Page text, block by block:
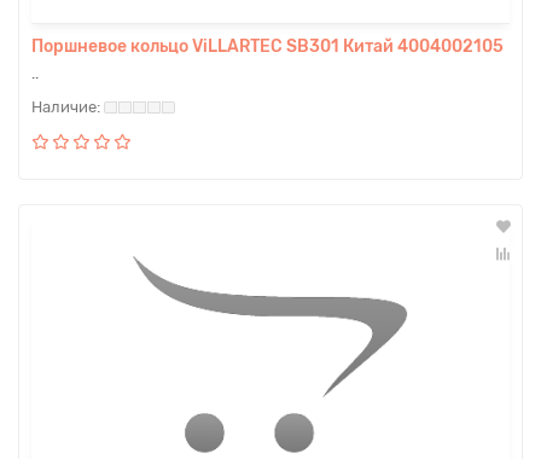
Поршневое кольцо ViLLARTEC SB301 Китай 4004002105
..